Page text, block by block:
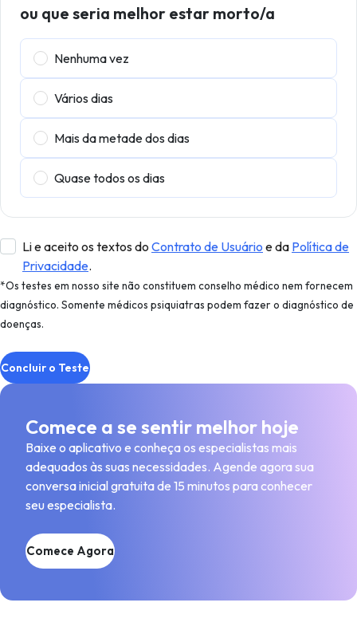
ou que seria melhor estar morto/a
Nenhuma vez
Vários dias
Mais da metade dos dias
Quase todos os dias
Li e aceito os textos do Contrato de Usuário e da Política de
Privacidade.
*Os testes em nosso site não constituem conselho médico nem fornecem
diagnóstico. Somente médicos psiquiatras podem fazer o diagnóstico de
doenças.
Concluir o Teste
Comece a se sentir melhor hoje
Baixe o aplicativo e conheça os especialistas mais
adequados às suas necessidades. Agende agora sua
conversa inicial gratuita de 15 minutos para conhecer
seu especialista.
Comece Agora